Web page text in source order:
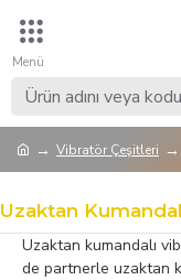
Vibratör Çeşitleri
Uzaktan
Uzaktan kumandalı
de partnerle uzaktan